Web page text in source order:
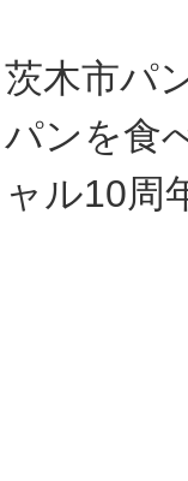
茨木市パ
パンを食
ャル10周